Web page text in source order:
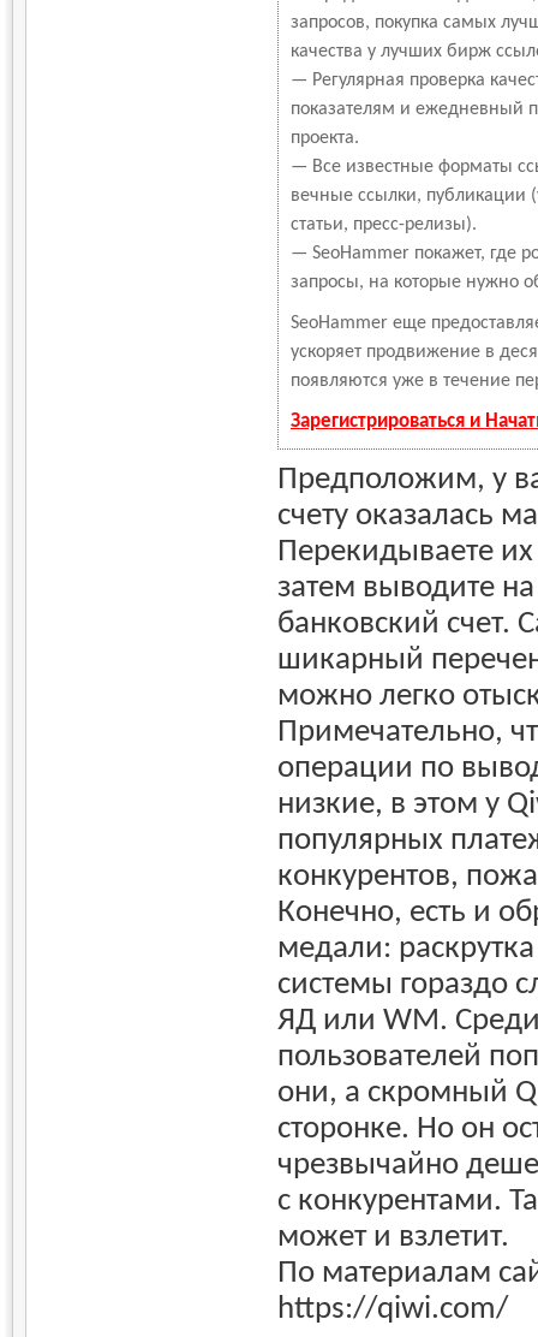
запросов, покупка самых
качества у лучших бирж
— Регулярная проверка
показателям и ежедневный
проекта.
— Все известные форматы
вечные ссылки,
статьи, пресс-релизы).
— SeoHammer покажет, где
запросы, на которые нужно
SeoHammer еще
ускоряет продвижение в
появляются уже в течение
Зарегистрироваться и
Предположим, у
счету оказалась
Перекидываете
затем выводите
банковский счет.
шикарный
можно легко
Примечательно,
операции по
низкие, в этом у
популярных
конкурентов,
Конечно, есть и
медали:
системы гораздо
ЯД или WM.
пользователей
они, а скромный
сторонке. Но он
чрезвычайно
с конкурентами.
может и взлетит.
По материалам
https://qiwi.com/